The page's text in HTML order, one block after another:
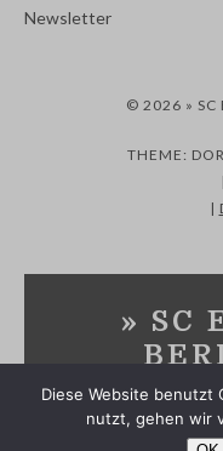
Newsletter
© 2026 » SC
THEME:
|
» SC
Diese Website benutzt
nutzt, gehen wir